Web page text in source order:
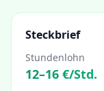
Steckbrief
Stundenlohn
12–16 €/Std.